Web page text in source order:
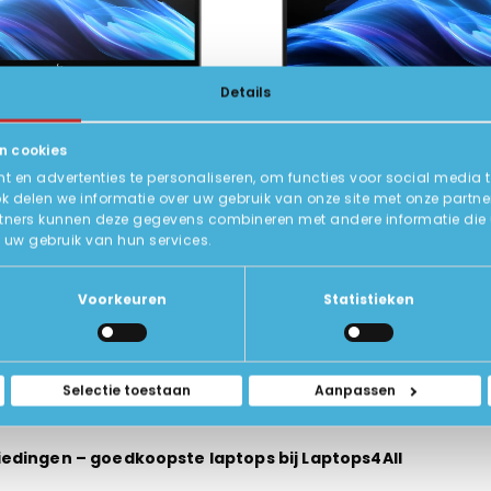
Details
cookies
en advertenties te personaliseren, om functies voor social media
delen we informatie over uw gebruik van onze site met onze
kunnen deze gegevens combineren met andere informatie die
gebruik van hun services.
Voorkeuren Statistieken
Selectie toestaan Aanpassen
€1.899,00 € 1.099,00
Flip G1i 13 KH
x 1200 IPS
7
512GB SSD
Zeer goed
BEKIJK HIER/OPTIES
€1.999,00
HP EliteBook 8 G1i 16 U5
16 inch 1920 x 1200 IPS
16GB DDR5, 256GB SSD
Status:
10 Nieuw
BEKIJK HIER/
– goedkoopste laptops bij Laptops4All